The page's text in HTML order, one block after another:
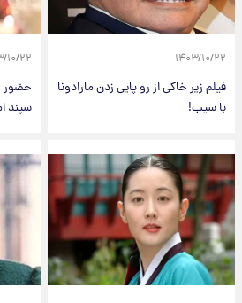
۱۴۰۳/۱۰/۲۲
فیلم زیر خاکی از رو پایی زدن مارادونا
با سیب!
۱۴۰۳/
حضور
سپند